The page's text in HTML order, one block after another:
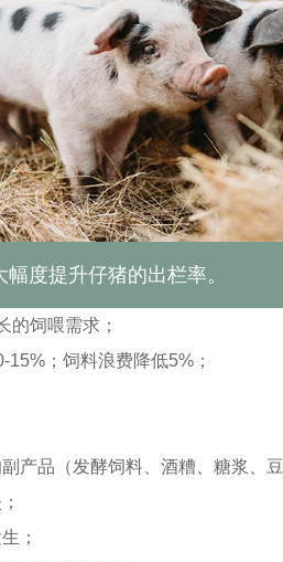
减轻母猪负担,保证小猪对饲料
的饲喂需求；
；饲料浪费降低5%；
品（发酵饲料、酒糟、糖浆、
；